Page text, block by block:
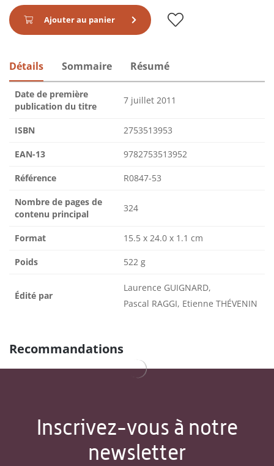
Ajouter au panier
Détails Sommaire Résumé
Date de première
publication du titre
7 juillet 2011
ISBN 2753513953
EAN-13 9782753513952
Référence R0847-53
Nombre de pages de
contenu principal
324
Format 15.5 x 24.0 x 1.1 cm
Poids 522 g
Édité par
Laurence GUIGNARD,
Pascal RAGGI, Etienne THÉVENIN
Recommandations
Inscrivez-vous à notre
newsletter